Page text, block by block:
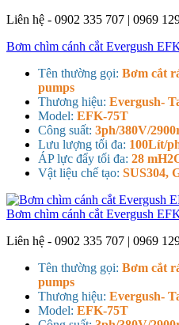
Liên hệ - 0902 335 707 | 0969
Bơm chìm cánh cắt Evergush
Tên thường gọi: Bơm cắt
pumps
Thương hiệu: Evergush-
Model: EFK-75T
Công suất: 3ph/380V/
Lưu lượng tối đa: 100Lít/
ÁP lực đẩy tối đa: 28
Vật liệu chế tạo: SUS304,
Bơm chìm cánh cắt Evergush
Liên hệ - 0902 335 707 | 0969
Tên thường gọi: Bơm cắt
pumps
Thương hiệu: Evergush-
Model: EFK-75T